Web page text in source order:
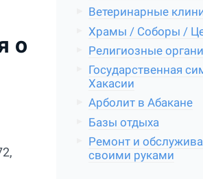
о
Ветеринарные
Храмы / Соборы /
Религиозные
Государственная
Хакасии
Арболит в Абакане
Базы отдыха
Ремонт и
своими руками